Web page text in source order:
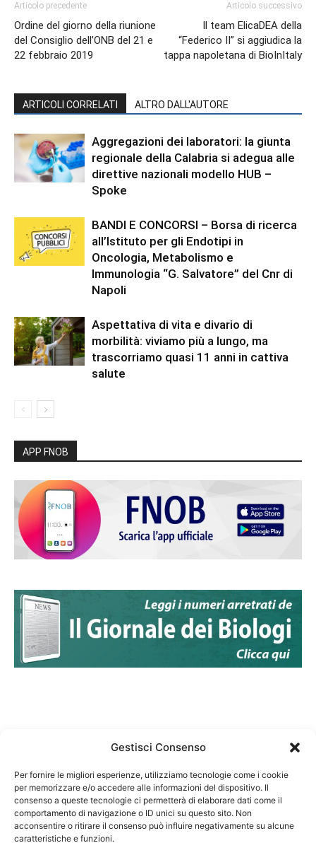
Gestisci Consenso
Per fornire le migliori esperienze, utilizziamo tecnologie come i cookie
per memorizzare e/o accedere alle informazioni del dispositivo. Il
consenso a queste tecnologie ci permetterà di elaborare dati come il
comportamento di navigazione o ID unici su questo sito. Non
acconsentire o ritirare il consenso può influire negativamente su alcune
caratteristiche e funzioni.
Articolo precedente
Ordine del giorno della riunione
del Consiglio dell’ONB del 21 e
22 febbraio 2019
Articolo successivo
Il team ElicaDEA della
“Federico II” si aggiudica la
tappa napoletana di BioInItaly
ARTICOLI CORRELATI ALTRO DALL'AUTORE
Aggregazioni dei laboratori: la giunta
regionale della Calabria si adegua alle
direttive nazionali modello HUB –
Spoke
BANDI E CONCORSI – Borsa di ricerca
all’Istituto per gli Endotipi in
Oncologia, Metabolismo e
Immunologia “G. Salvatore” del Cnr di
Napoli
Aspettativa di vita e divario di
morbilità: viviamo più a lungo, ma
trascorriamo quasi 11 anni in cattiva
salute
APP FNOB
Federazione Nazionale Degli Ordini dei Biologi:
codice fiscale 80069130583
Responsabile sito internet www.fnob.it: